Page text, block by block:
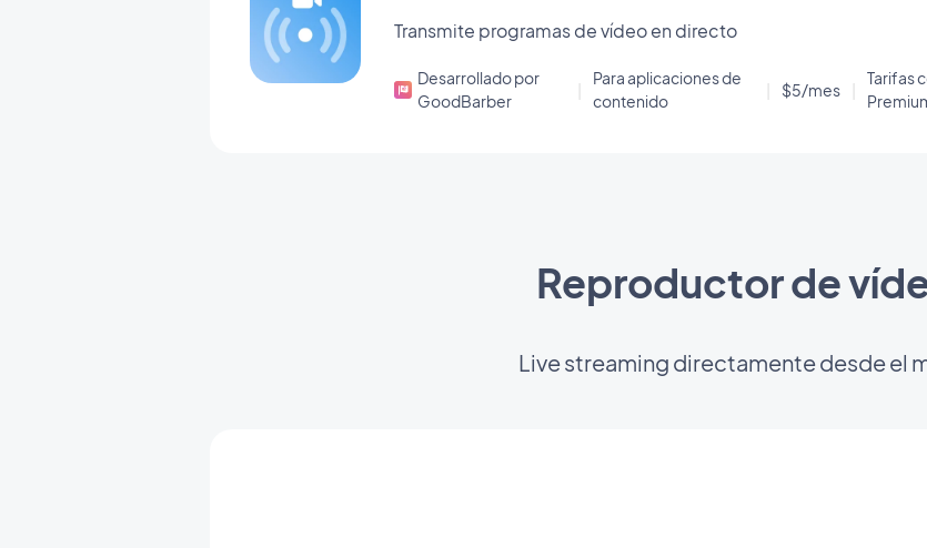
Transmite programas de vídeo en directo
Desarrollado por
GoodBarber
Para aplicaciones de
contenido
$5/mes
Tarifas
Reproductor de
Live streaming directamente desde el